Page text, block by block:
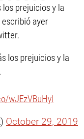
los prejuicios y la
escribió ayer
los prejuicios y la
wJEzVBuHyl
October 29, 2019